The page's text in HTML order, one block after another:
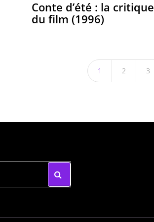
Conte d’été : la critique
du film (1996)
1 2 3